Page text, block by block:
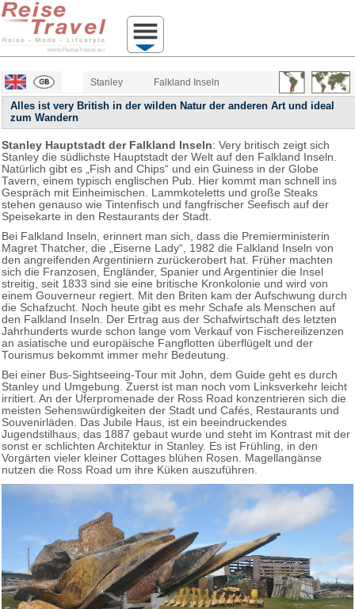
Stanley Falkland Inseln
Alles ist very British in der wilden Natur der anderen Art und ideal
zum Wandern
Stanley Hauptstadt der Falkland Inseln: Very britisch zeigt sich
Stanley die südlichste Hauptstadt der Welt auf den Falkland Inseln.
Natürlich gibt es „Fish and Chips“ und ein Guiness in der Globe
Tavern, einem typisch englischen Pub. Hier kommt man schnell ins
Gespräch mit Einheimischen. Lammkoteletts und große Steaks
stehen genauso wie Tintenfisch und fangfrischer Seefisch auf der
Speisekarte in den Restaurants der Stadt.
Bei Falkland Inseln, erinnert man sich, dass die Premierministerin
Magret Thatcher, die „Eiserne Lady“, 1982 die Falkland Inseln von
den angreifenden Argentiniern zurückerobert hat. Früher machten
sich die Franzosen, Engländer, Spanier und Argentinier die Insel
streitig, seit 1833 sind sie eine britische Kronkolonie und wird von
einem Gouverneur regiert. Mit den Briten kam der Aufschwung durch
die Schafzucht. Noch heute gibt es mehr Schafe als Menschen auf
den Falkland Inseln. Der Ertrag aus der Schafwirtschaft des letzten
Jahrhunderts wurde schon lange vom Verkauf von Fischereilizenzen
an asiatische und europäische Fangflotten überflügelt und der
Tourismus bekommt immer mehr Bedeutung.
Bei einer Bus-Sightseeing-Tour mit John, dem Guide geht es durch
Stanley und Umgebung. Zuerst ist man noch vom Linksverkehr leicht
irritiert. An der Uferpromenade der Ross Road konzentrieren sich die
meisten Sehenswürdigkeiten der Stadt und Cafés, Restaurants und
Souvenirläden. Das Jubile Haus, ist ein beeindruckendes
Jugendstilhaus, das 1887 gebaut wurde und steht im Kontrast mit der
sonst er schlichten Architektur in Stanley. Es ist Frühling, in den
Vorgärten vieler kleiner Cottages blühen Rosen. Magellangänse
nutzen die Ross Road um ihre Küken auszuführen.